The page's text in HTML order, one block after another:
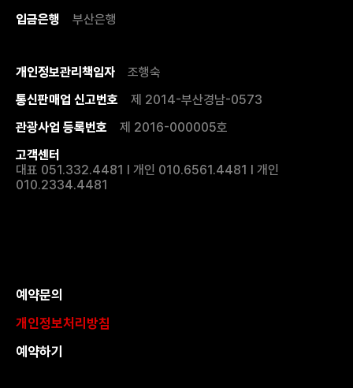
입금은행
부산은행
개인정보관리책임자
조행숙
통신판매업 신고번호
제 2014-부산경남-0573
관광사업 등록번호
제 2016-000005호
고객센터
대표 051.332.4481 I 개인 010.6561.4481 I 개인
010.2334.4481
예약문의
개인정보처리방침
예약하기